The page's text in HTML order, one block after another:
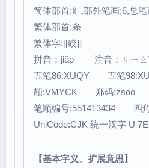
简体部首:纟,部外笔画:6,总笔
繁体部首:糸
繁体字:[[絞]]
拼音：jiǎo 注音：ㄐㄧ
五笔86:XUQY 五笔
颉:VMYCK 郑码:zsoo
笔顺编号:551413434 四
UniCode:CJK 统一汉字 U
【基本字义、扩展意思】